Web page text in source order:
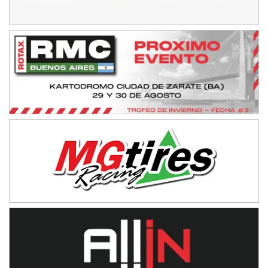
IAME SERIES ARGENTINA 6
Ramiro Tot (Asfalto)
Baradero (Buenos Aires)
KDO - F6
Ciudad de Trenque Lauquen (Asfalto)
Trenque Lauquen (Buenos Aires)
ENTRERRIANO - F6 (POSTERGADA)
Villaguay (Entre Ríos)
VICTORIENSE - F7
El Cerro (Tierra)
Victoria (Entre Ríos)
PATAGONICO - F6
Gral. E. Godoy (Río Negro)